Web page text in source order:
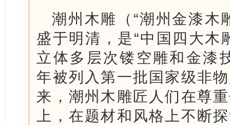
潮州木雕（“潮州金漆木
盛于明清，是“中国四大木
立体多层次镂空雕和金漆
年被列入第一批国家级非
来，潮州木雕匠人们在尊
上，在题材和风格上不断